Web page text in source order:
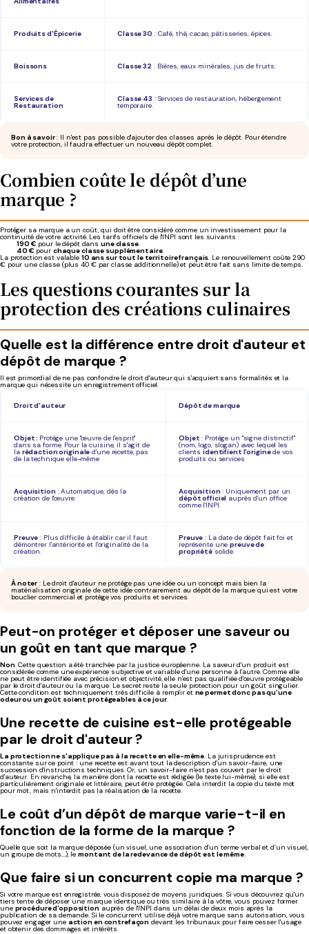
Produits d'Épicerie Classe 30 : Café, thé, cacao, pâtisseries, épices.
Boissons Classe 32 : Bières, eaux minérales, jus de fruits.
Services de
Restauration
Classe 43 : Services de restauration, hébergement
temporaire.
Bon à savoir: Il n'est pas possible d'ajouter des classes après le dépôt. Pour étendre
votre protection, il faudra effectuer un nouveau dépôt complet.
Combien coûte le dépôt d’une
marque ?
Protéger sa marque a un coût, qui doit être considéré comme un investissement pour la
continuité de votre activité. Les tarifs officiels de l'INPI sont les suivants :
190 € pour le dépôt dansune classe.
40 € pour chaque classe supplémentaire.
La protection est valable 10 ans sur tout le territoire français. Le renouvellement coûte 290
€ pour une classe (plus 40 € par classe additionnelle) et peut être fait sans limite de temps.
Les questions courantes sur la
protection des créations culinaires
Quelle est la différence entre droit d'auteur et
dépôt de marque ?
Il est primordial de ne pas confondre le droit d'auteur qui s'acquiert sans formalités et la
marque qui nécessite un enregistrement officiel.
Droit d'auteur Dépôt de marque
Objet : Protège une "œuvre de l'esprit"
dans sa forme. Pour la cuisine, il s'agit de
la rédaction originale d'une recette, pas
de la technique elle-même
Objet : Protège un "signe distinctif"
(nom, logo, slogan) avec lequel les
clientsidentifient l'originede vos
produits ou services
Acquisition : Automatique, dès la
création de l'œuvre.
Acquisition : Uniquement par un
dépôt officiel auprès d'un office
comme l'INPI.
Preuve : Plus difficile à établir car il faut
démontrer l'antériorité et l'originalité de la
création.
Preuve : La date de dépôt fait foi et
représente unepreuve de
propriétésolide.
À noter : Le droit d'auteur ne protège pas une idée ou un concept mais bien la
matérialisation originale de cette idée contrairement au dépôt de la marque qui est votre
bouclier commercial et protège vos produits et services.
Peut-on protéger et déposer une saveur ou
un goût en tant que marque ?
Non. Cette question a été tranchée par la justice européenne. La saveur d'un produit est
considérée comme une expérience subjective et variable d'une personne à l'autre. Comme elle
ne peut être identifiée avec précision et objectivité, elle n'est pas qualifiée d'œuvre protégeable
par le droit d'auteur ou la marque. Le secret reste la seule protection pour un goût singulier.
Cette condition est techniquement très difficile à remplir et ne permet donc pas qu'une
odeur ou un goût soient protégeables à ce jour.
Une recette de cuisine est-elle protégeable
par le droit d'auteur ?
La protection ne s'applique pas à la recette en elle-même. La jurisprudence est
constante sur ce point : une recette est avant tout la description d'un savoir-faire, une
succession d'instructions techniques. Or, un savoir-faire n'est pas couvert par le droit
d'auteur. En revanche, la manière dont la recette est rédigée (le texte lui-même), si elle est
particulièrement originale et littéraire, peut être protégée. Cela interdit la copie du texte mot
pour mot, mais n'interdit pas la réalisation de la recette.
Le coût d’un dépôt de marque varie-t-il en
fonction de la forme de la marque ?
Quelle que soit la marque déposée (un visuel, une association d’un terme verbal et d’un visuel,
un groupe de mots…), lemontant de la redevance de dépôt est le même.
Que faire si un concurrent copie ma marque ?
Si votre marque est enregistrée, vous disposez de moyens juridiques. Si vous découvrez qu'un
tiers tente de déposer une marque identique ou très similaire à la vôtre, vous pouvez former
une procédure d'oppositionauprès de l'INPI dans un délai de deux mois après la
publication de sa demande. Si le concurrent utilise déjà votre marque sans autorisation, vous
pouvez engager une action en contrefaçon devant les tribunaux pour faire cesser l'usage
et obtenir des dommages et intérêts.